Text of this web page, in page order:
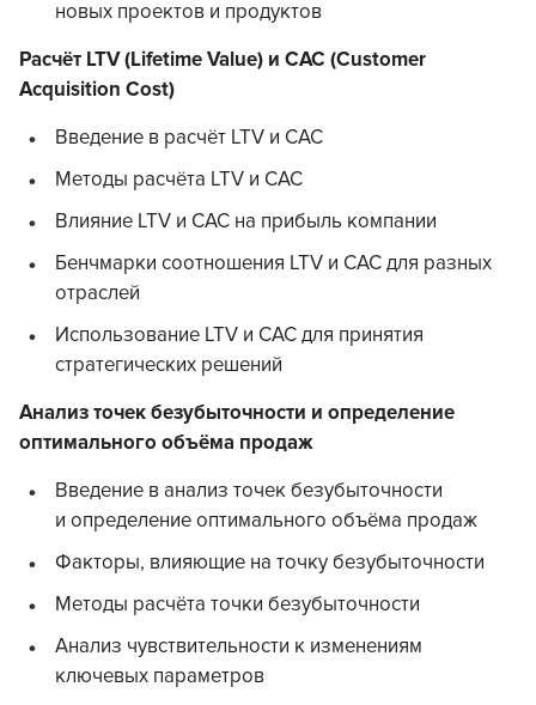
новых проектов и продуктов
Расчёт LTV (Lifetime Value) и CAC (Customer
Acquisition Cost)
Введение в расчёт LTV и CAC
Методы расчёта LTV и CAC
Влияние LTV и CAC на прибыль компании
Бенчмарки соотношения LTV и CAC для разных
отраслей
Использование LTV и CAC для принятия
стратегических решений
Анализ точек безубыточности и определение
оптимального объёма продаж
Введение в анализ точек безубыточности
и определение оптимального объёма продаж
Факторы, влияющие на точку безубыточности
Методы расчёта точки безубыточности
Анализ чувствительности к изменениям
ключевых параметров